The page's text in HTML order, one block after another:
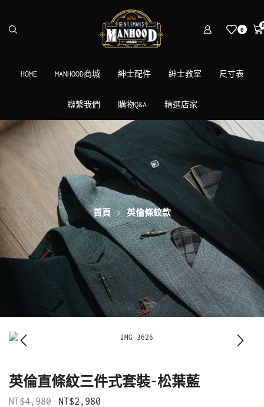
0
HOME MANHOOD商城 紳士配件 紳士教室 尺寸表
聯繫我們 購物Q&A 精選店家
首頁 英倫條紋款
英倫直條紋三件式套裝-松葉藍
NT$4,980 NT$2,980